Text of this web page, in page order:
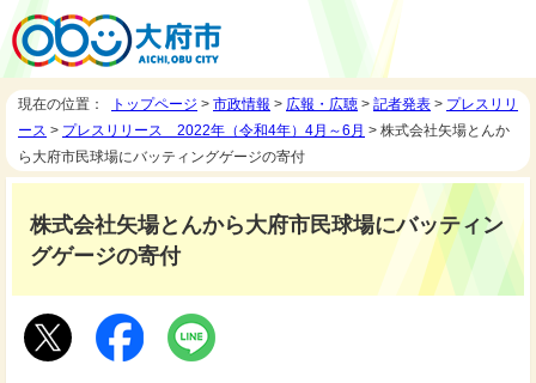
現在の位置： トップページ > 市政情報 > 広報・広聴 > 記者発表 > プレスリリ
ース > プレスリリース 2022年（令和4年）4月～6月 > 株式会社矢場とんか
ら大府市民球場にバッティングゲージの寄付
株式会社矢場とんから大府市民球場にバッティン
グゲージの寄付